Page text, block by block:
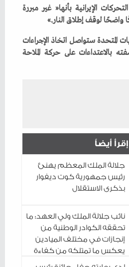
إقرأ أيضاً
جلالة الملك المعظم يهنئ
رئيس جمهورية كوت ديفوار
بذكرى الاستقلال
نائب جلالة الملك ولي العهد: ما
تحققه الكوادر الوطنية من
إنجازات في مختلف الميادين
يعكس ما تمتلكه من كفاءة
روح المبادرة والمسؤولية